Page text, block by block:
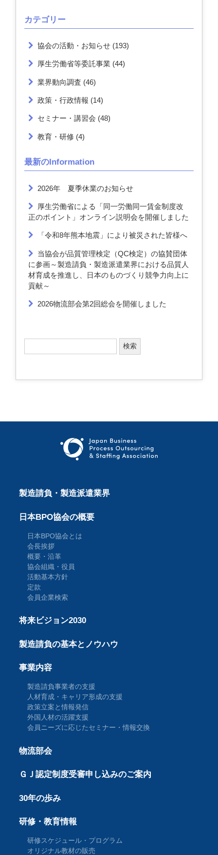
カテゴリー
協会の活動・お知らせ(193)
厚生労働省等委託事業 (44)
業界動向調査 (46)
政策・行政情報 (14)
セミナー・講習会 (48)
教育・研修 (4)
最新のInformation
2026年 夏季休業のお知らせ
厚生労働省による「同一労働同一賃金制度改
正のポイント」オンライン説明会を開催しました
「令和8年熊本地震」により被災された皆様へ
当協会が品質管理検定（QC検定）の協賛団体
に参画～製造請負・製造派遣業界における品質人
材育成を推進し、日本のものづくり競争力向上に
貢献～
2026物流部会第2回総会を開催しました
索
製造請負・製造派遣業界
日本BPO協会の概要
日本BPO協会とは
会長挨拶
概要・沿革
協会組織・役員
活動基本方針
定款
会員企業検索
将来ビジョン2030
製造請負の基本とノウハウ
事業内容
製造請負事業者の支援
人材育成・キャリア形成の支援
政策立案と情報発信
外国人材の活躍支援
会員ニーズに応じたセミナー・情報交換
物流部会
ＧＪ認定制度受審申し込みのご案内
30年の歩み
研修・教育情報
研修スケジュール・プログラム
オリジナル教材の販売